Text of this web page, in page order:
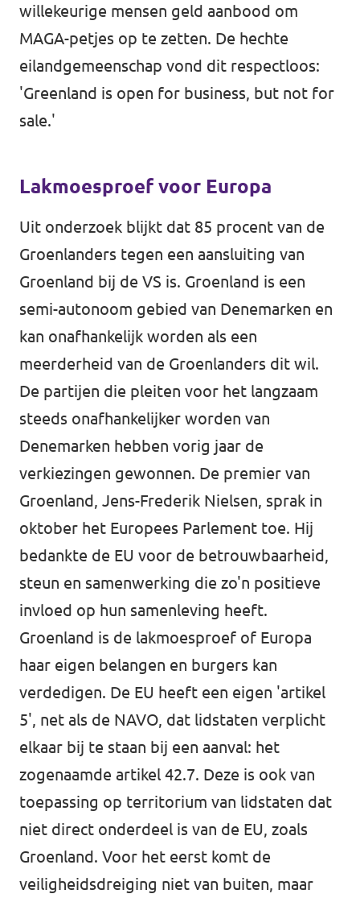
willekeurige mensen geld aanbood om
MAGA-petjes op te zetten. De hechte
eilandgemeenschap vond dit respectloos:
'Greenland is open for business, but not for
sale.'
Lakmoesproef voor Europa
Uit onderzoek blijkt dat 85 procent van de
Groenlanders tegen een aansluiting van
Groenland bij de VS is. Groenland is een
semi-autonoom gebied van Denemarken en
kan onafhankelijk worden als een
meerderheid van de Groenlanders dit wil.
De partijen die pleiten voor het langzaam
steeds onafhankelijker worden van
Denemarken hebben vorig jaar de
verkiezingen gewonnen. De premier van
Groenland, Jens-Frederik Nielsen, sprak in
oktober het Europees Parlement toe. Hij
bedankte de EU voor de betrouwbaarheid,
steun en samenwerking die zo'n positieve
invloed op hun samenleving heeft.
Groenland is de lakmoesproef of Europa
haar eigen belangen en burgers kan
verdedigen. De EU heeft een eigen 'artikel
5', net als de NAVO, dat lidstaten verplicht
elkaar bij te staan bij een aanval: het
zogenaamde artikel 42.7. Deze is ook van
toepassing op territorium van lidstaten dat
niet direct onderdeel is van de EU, zoals
Groenland. Voor het eerst komt de
veiligheidsdreiging niet van buiten, maar